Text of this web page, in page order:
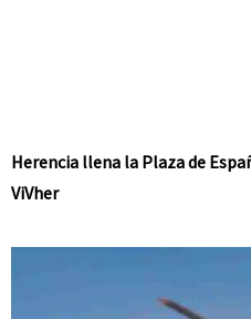
Herencia llena la Plaza de
ViVher